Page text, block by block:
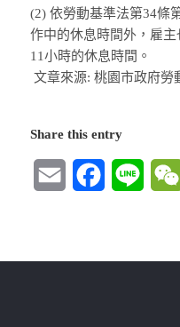
(2) 依勞動基準法第34條
作中的休息時間外，雇
11小時的休息時間。
文章來源: 桃園市政府勞
Share this entry
Email FacebookLine